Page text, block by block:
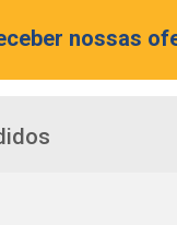
nossas